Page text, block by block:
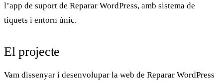
l’app de suport de Reparar WordPress, amb sistema de
tiquets i entorn únic.
El projecte
Vam dissenyar i desenvolupar la web de Reparar WordPress